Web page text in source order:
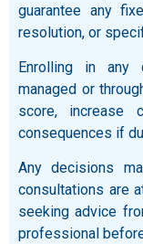
guarantee any
resolution, or
Enrolling in any
managed or
score, increase
consequences if
Any decisions
consultations are
seeking advice
professional